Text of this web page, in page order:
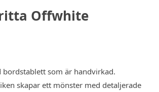
Offwhite
bordstablett som är handvirkad.
skapar ett mönster med detaljerade